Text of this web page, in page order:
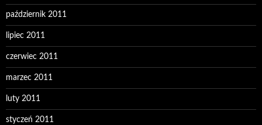
październik 2011
lipiec 2011
czerwiec 2011
marzec 2011
luty 2011
styczeń 2011